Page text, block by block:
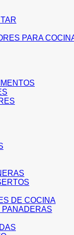
PARA
DE COCINA